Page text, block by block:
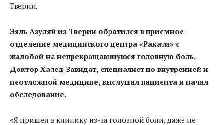
Тверии.
Эяль Азуляй из Тверии обратился в приемное
отделение медицинского центра «Ракати» с
жалобой на непрекращающуюся головную боль.
Доктор Халед Завидат, специалист по внутренней и
неотложной медицине, выслушал пациента и начал
обследование.
«Я пришел в клинику из-за головной боли, даже не